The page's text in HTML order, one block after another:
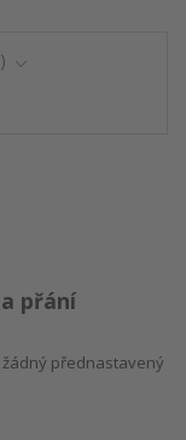
přání
přednastavený